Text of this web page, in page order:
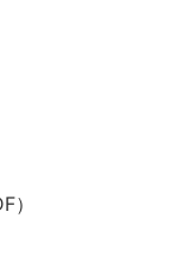
）